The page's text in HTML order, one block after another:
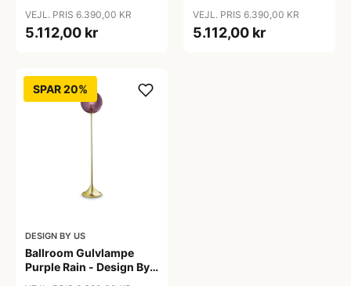
VEJL. PRIS 6.390,00 KR
5.112,00 kr
VEJL. PRIS 6.390,00 KR
5.112,00 kr
SPAR 20%
DESIGN BY US
Ballroom Gulvlampe
Purple Rain - Design By